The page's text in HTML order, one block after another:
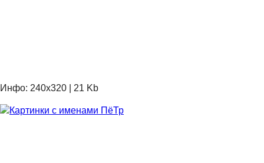
Инфо: 240х320 | 21 Kb